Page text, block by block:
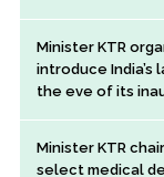
Minister KTR
introduce
the eve of its
Minister KTR
select medical